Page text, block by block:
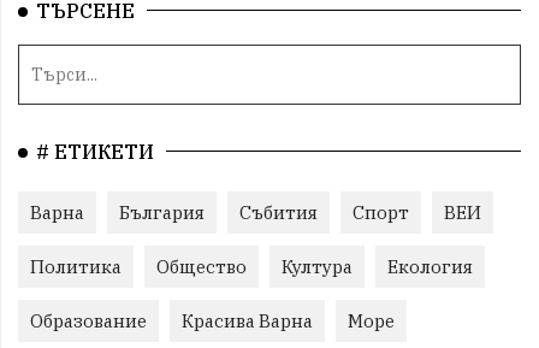
ТЪРСЕНЕ
# ЕТИКЕТИ
Варна България Събития Спорт ВЕИ
Политика Общество Култура Екология
Образование Красива Варна Море